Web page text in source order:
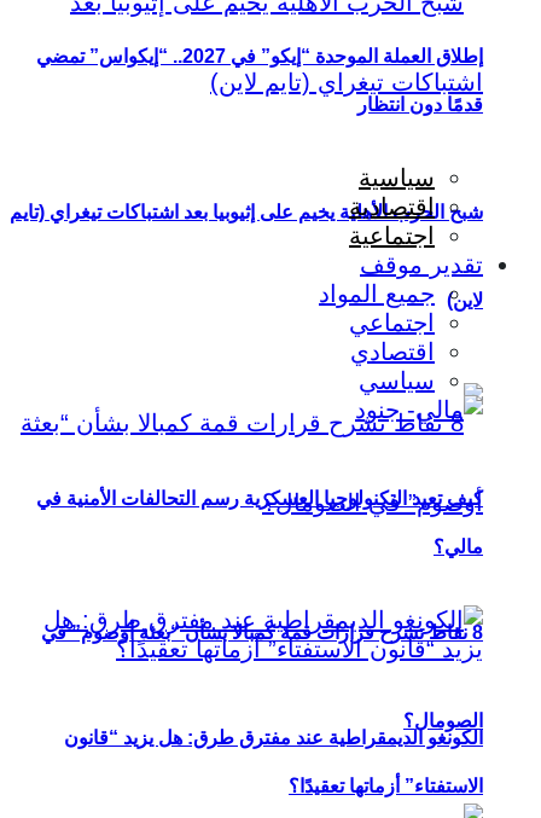
شبح الحرب الأهلية يخيم على إثيوبيا بعد اشتباكات تيغراي (تايم
لاين)
8 نقاط تشرح قرارات قمة كمبالا بشأن “بعثة أوصوم” في
الصومال؟
إطلاق العملة الموحدة “إيكو” في 2027.. “إيكواس” تمضي
قدمًا دون انتظار
سياسية
اقتصادية
اجتماعية
تقدير موقف
جميع المواد
اجتماعي
اقتصادي
سياسي
كيف تعيد التكنولوجيا العسكرية رسم التحالفات الأمنية في
مالي؟
الكونغو الديمقراطية عند مفترق طرق: هل يزيد “قانون
الاستفتاء” أزماتها تعقيدًا؟